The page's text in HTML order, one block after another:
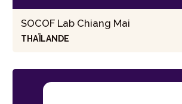
SOCOF Lab Chiang Mai
THAÏLANDE